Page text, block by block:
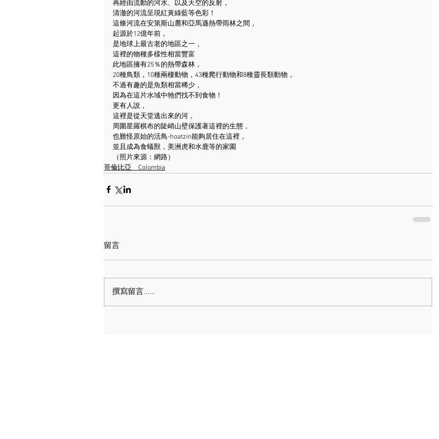
再經由流動的河水、以及天空的反射，
清澈的河流呈現紅黃綠藍等色彩！
這條河流在安第斯山麓和亞馬遜熱帶雨林之間，
起源於12億年前，
是地球上最古老的地區之一，
這裡的物種多樣性相當豐富
此地區擁有25％的熱帶森林，
20種鳥類，10種兩棲動物，43種爬行動物和8種靈長類動物，
不過有趣的是魚類相當稀少，
因為在這片水域中牠們找不到食物！
更有人說，
這裡是從天堂逃出來的河，
周圍星羅棋布的陡峭山壁保護著這裡的生態，
也難怪原始的活鳥-hoatzin能夠居住在這裡，
並且成為食蟻獸，美洲虎和水鹿等的家園
（照片來源：網路）
哥倫比亞＿Colombia
留言
撰寫留言......